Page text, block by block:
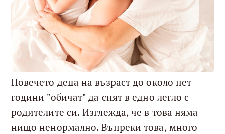
Повечето деца на възраст до около пет
години "обичат" да спят в едно легло с
родителите си. Изглежда, че в това няма
нищо ненормално. Въпреки това, много